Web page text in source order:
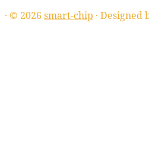
· © 2026 smart-chip · Designed